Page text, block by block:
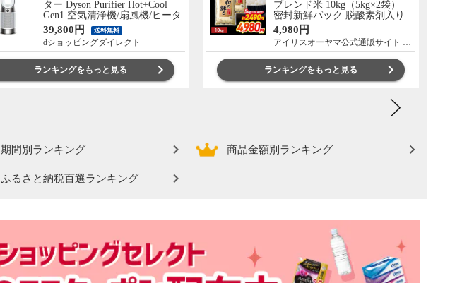
ター Dyson Purifier Hot+Cool
Gen1 空気清浄機/扇風機/ヒータ
ー/暖房 首振り HP10WW
39,800円 送料無料
dショッピングダイレクト
ランキングをもっと見る
ブレンド米 10kg（5kg×2袋）
密封新鮮パック 脱酸素剤入り
米 お米 低温製法米 アイリスオ
ーヤマ [食品]
4,980円
アイリスオーヤマ公式通販サイト アイリスプラザ
ランキングをもっと見る
期間別ランキング 商品金額別ランキング
ふるさと納税百選ランキング